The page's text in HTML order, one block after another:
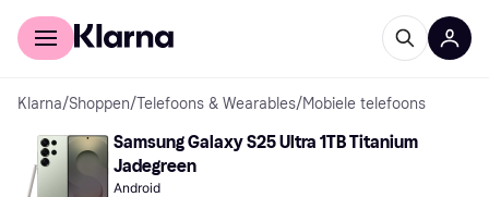
Voor shoppers
Klarna/Shoppen/Telefoons & Wearables/Mobiele telefoons
Samsung Galaxy S25 Ultra 1TB Titanium
Jadegreen
Android